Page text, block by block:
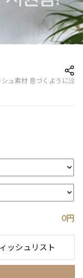
ュ素材 息づくように涼
0円
ッシュリスト